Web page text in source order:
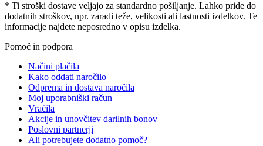
* Ti stroški dostave veljajo za standardno pošiljanje. Lahko pride do
dodatnih stroškov, npr. zaradi teže, velikosti ali lastnosti izdelkov. Te
informacije najdete neposredno v opisu izdelka.
Pomoč in podpora
Načini plačila
Kako oddati naročilo
Odprema in dostava naročila
Moj uporabniški račun
Vračila
Akcije in unovčitev darilnih bonov
Poslovni partnerji
Ali potrebujete dodatno pomoč?